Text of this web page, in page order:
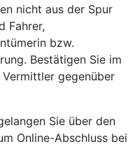
nicht aus der Spur
Fahrer,
bzw.
Bestätigen Sie im
gegenüber
Sie über den
Online-Abschluss bei